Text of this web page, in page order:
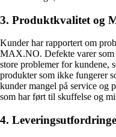
3. Produktkvalitet og
Kunder har rapportert om
MAX.NO. Defekte varer som
store problemer for kundene,
produkter som ikke fungerer
kunder mangel på service og
som har ført til skuffelse og
4.